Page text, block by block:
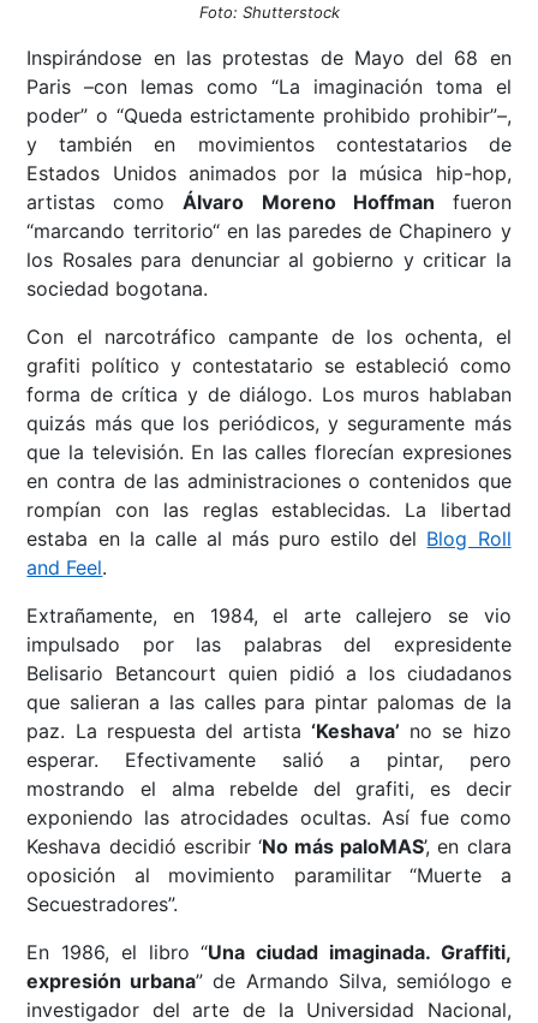
Foto: Shutterstock
Inspirándose en las protestas de Mayo del 68 en
Paris –con lemas como “La imaginación toma el
poder” o “Queda estrictamente prohibido prohibir”–,
y también en movimientos contestatarios de
Estados Unidos animados por la música hip-hop,
artistas comoÁlvaro Moreno Hoffman fueron
“marcando territorio“ en las paredes de Chapinero y
los Rosales para denunciar al gobierno y criticar la
sociedad bogotana.
Con el narcotráfico campante de los ochenta, el
grafiti político y contestatario se estableció como
forma de crítica y de diálogo. Los muros hablaban
quizás más que los periódicos, y seguramente más
que la televisión. En las calles florecían expresiones
en contra de las administraciones o contenidos que
rompían con las reglas establecidas. La libertad
estaba en la calle al más puro estilo del Blog Roll
and Feel.
Extrañamente, en 1984, el arte callejero se vio
impulsado por las palabras del expresidente
Belisario Betancourt quien pidió a los ciudadanos
que salieran a las calles para pintar palomas de la
paz. La respuesta del artista‘Keshava’ no se hizo
esperar. Efectivamente salió a pintar, pero
mostrando el alma rebelde del grafiti, es decir
exponiendo las atrocidades ocultas. Así fue como
Keshava decidió escribir ‘No más paloMAS’, en clara
oposición al movimiento paramilitar “Muerte a
Secuestradores”.
En 1986, el libro “Una ciudad imaginada. Graffiti,
expresión urbana” de Armando Silva, semiólogo e
investigador del arte de la Universidad Nacional,